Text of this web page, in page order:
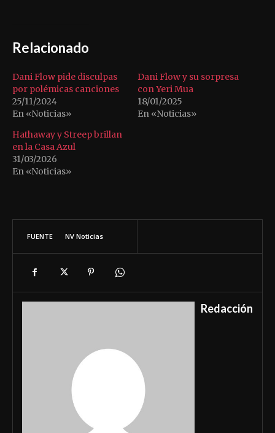
Relacionado
Dani Flow pide disculpas
por polémicas canciones
25/11/2024
En «Noticias»
Dani Flow y su sorpresa
con Yeri Mua
18/01/2025
En «Noticias»
Hathaway y Streep brillan
en la Casa Azul
31/03/2026
En «Noticias»
FUENTE NV Noticias
Redacción